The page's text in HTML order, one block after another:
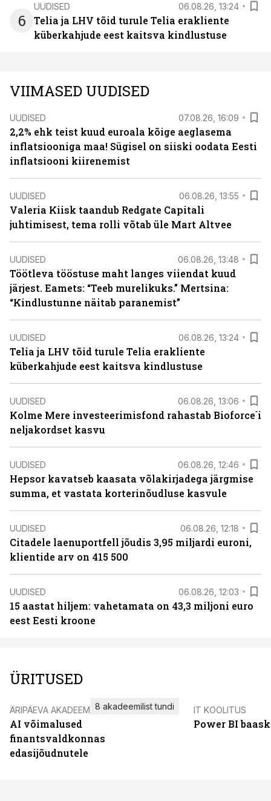
6
UUDISED 06.08.26, 13:24
Telia ja LHV tõid turule Telia erakliente
küberkahjude eest kaitsva kindlustuse
VIIMASED UUDISED
UUDISED 07.08.26, 16:09
2,2% ehk teist kuud euroala kõige aeglasema
inflatsiooniga maa! Sügisel on siiski oodata Eesti
inflatsiooni kiirenemist
UUDISED 06.08.26, 13:55
Valeria Kiisk taandub Redgate Capitali
juhtimisest, tema rolli võtab üle Mart Altvee
UUDISED 06.08.26, 13:48
Töötleva tööstuse maht langes viiendat kuud
järjest. Eamets: “Teeb murelikuks.” Mertsina:
“Kindlustunne näitab paranemist”
UUDISED 06.08.26, 13:24
Telia ja LHV tõid turule Telia erakliente
küberkahjude eest kaitsva kindlustuse
UUDISED 06.08.26, 13:06
Kolme Mere investeerimisfond rahastab Bioforce´i
neljakordset kasvu
UUDISED 06.08.26, 12:46
Hepsor kavatseb kaasata võlakirjadega järgmise
summa, et vastata korterinõudluse kasvule
UUDISED 06.08.26, 12:18
Citadele laenuportfell jõudis 3,95 miljardi euroni,
klientide arv on 415 500
UUDISED 06.08.26, 12:03
15 aastat hiljem: vahetamata on 43,3 miljoni euro
eest Eesti kroone
ÜRITUSED
ÄRIPÄEVA AKADEEMIA
AI võimalused
finantsvaldkonnas
edasijõudnutele
8 akadeemilist tundi IT KOOLITUS
Power BI